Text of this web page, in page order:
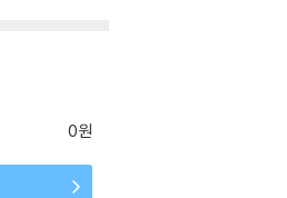
0원